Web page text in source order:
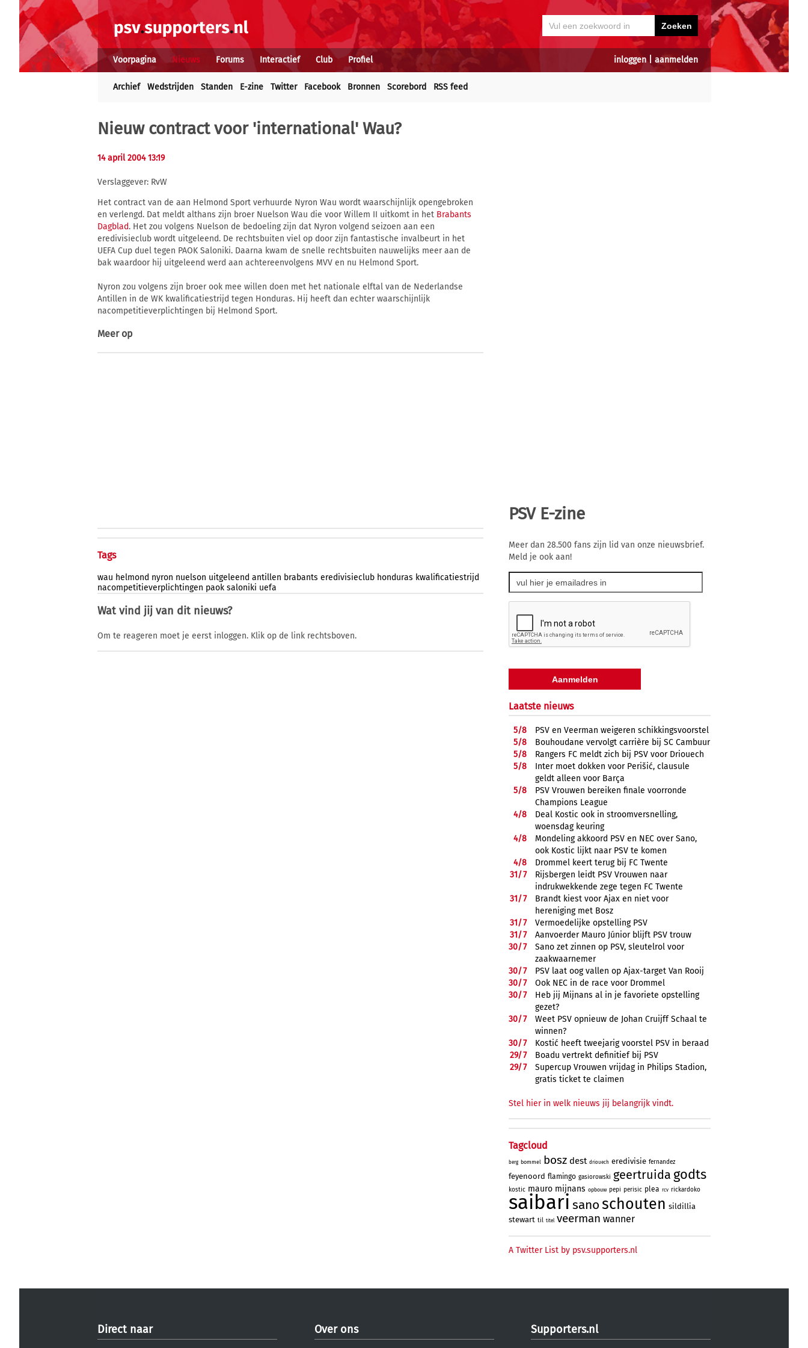
inloggen| aanmelden
Voorpagina Nieuws Forums Interactief Club Profiel
Archief Wedstrijden Standen E-zine Twitter Facebook Bronnen Scorebord RSS feed
Nieuw contract voor 'international' Wau?
14 april 2004 13:19
Verslaggever: RvW
Het contract van de aan Helmond Sport verhuurde Nyron Wau wordt waarschijnlijk opengebroken
en verlengd. Dat meldt althans zijn broer Nuelson Wau die voor Willem II uitkomt in het Brabants
Dagblad. Het zou volgens Nuelson de bedoeling zijn dat Nyron volgend seizoen aan een
eredivisieclub wordt uitgeleend. De rechtsbuiten viel op door zijn fantastische invalbeurt in het
UEFA Cup duel tegen PAOK Saloniki. Daarna kwam de snelle rechtsbuiten nauwelijks meer aan de
bak waardoor hij uitgeleend werd aan achtereenvolgens MVV en nu Helmond Sport.
Nyron zou volgens zijn broer ook mee willen doen met het nationale elftal van de Nederlandse
Antillen in de WK kwalificatiestrijd tegen Honduras. Hij heeft dan echter waarschijnlijk
nacompetitieverplichtingen bij Helmond Sport.
Meer op
Tags
wau helmond nyron nuelson uitgeleend antillen brabants eredivisieclub honduras kwalificatiestrijd
nacompetitieverplichtingen paok saloniki uefa
Wat vind jij van dit nieuws?
Om te reageren moet je eerst inloggen. Klik op de link rechtsboven.
PSV E-zine
Meer dan 28.500 fans zijn lid van onze nieuwsbrief.
Meld je ook aan!
Laatste nieuws
5/8
PSV en Veerman weigeren schikkingsvoorstel
5/8
Bouhoudane vervolgt carrière bij SC Cambuur
5/8
Rangers FC meldt zich bij PSV voor Driouech
5/8
Inter moet dokken voor Perišić, clausule
geldt alleen voor Barça
5/8
PSV Vrouwen bereiken finale voorronde
Champions League
4/8
Deal Kostic ook in stroomversnelling,
woensdag keuring
4/8
Mondeling akkoord PSV en NEC over Sano,
ook Kostic lijkt naar PSV te komen
4/8
Drommel keert terug bij FC Twente
31/7
Rijsbergen leidt PSV Vrouwen naar
indrukwekkende zege tegen FC Twente
31/7
Brandt kiest voor Ajax en niet voor
hereniging met Bosz
31/7
Vermoedelijke opstelling PSV
31/7
Aanvoerder Mauro Júnior blijft PSV trouw
30/7
Sano zet zinnen op PSV, sleutelrol voor
zaakwaarnemer
30/7
PSV laat oog vallen op Ajax-target Van Rooij
30/7
Ook NEC in de race voor Drommel
30/7
Heb jij Mijnans al in je favoriete opstelling
gezet?
30/7
Weet PSV opnieuw de Johan Cruijff Schaal te
winnen?
30/7
Kostić heeft tweejarig voorstel PSV in beraad
29/7
Boadu vertrekt definitief bij PSV
29/7
Supercup Vrouwen vrijdag in Philips Stadion,
gratis ticket te claimen
Stel hier in welk nieuws jij belangrijk vindt.
Tagcloud
berg bommel bosz dest driouech eredivisie fernandez
feyenoord flamingo gasiorowski geertruida godts
kostic mauro mijnans opbouw pepi perisic plea rcv rickardoko
saibari sanoschouten sildillia
stewart til titel veerman wanner
A Twitter List by psv.supporters.nl
Direct naar Over ons Supporters.nl